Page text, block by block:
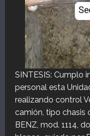
SINTESIS: Cumplo
personal esta
realizando control
camión, tipo chasis
BENZ, mod. 1114,